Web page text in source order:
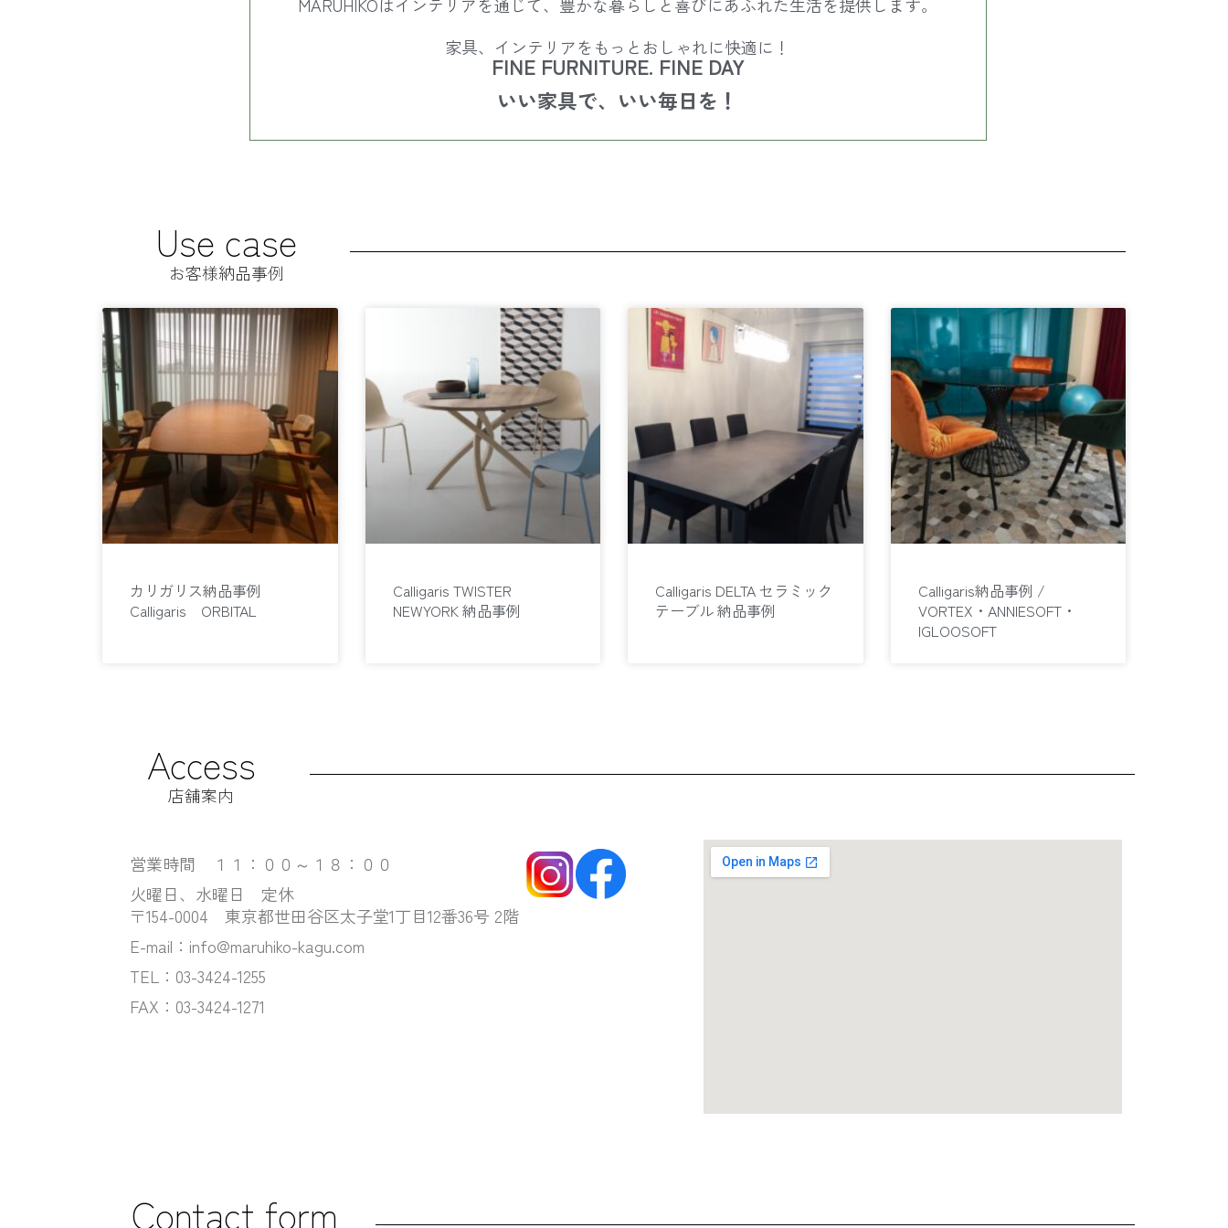
MARUHIKOはインテリアを通じて、豊かな暮らしと喜びにあふれた生活を提供します。
家具、インテリアをもっとおしゃれに快適に！
FINE FURNITURE. FINE DAY
いい家具で、いい毎日を！
Use case
お客様納品事例
カリガリス納品事例
Calligaris ORBITAL
Calligaris TWISTER
NEWYORK 納品事例
Calligaris DELTA セラミック
テーブル 納品事例
Calligaris納品事例 /
VORTEX・ANNIESOFT・
IGLOOSOFT
Access
店舗案内
営業時間 １１：００～１８：００
火曜日、水曜日 定休
〒154-0004 東京都世田谷区太子堂1丁目12番36号 2階
E-mail：info@maruhiko-kagu.com
TEL：03-3424-1255
FAX：03-3424-1271
Contact form